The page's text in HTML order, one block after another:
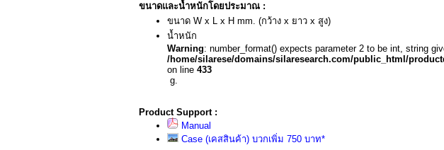
ขนาดและน้ำหนักโดยประมาณ :
ขนาด W x L x H mm. (กว้าง x ยาว x สูง)
น้ำหนัก
Warning: number_format() expects parameter 2 to be int, string
/home/silarese/domains/silaresearch.com/public_html/
on line 433
g.
Product Support :
Manual
Case (เคสสินค้า) บวกเพิ่ม 750 บาท*